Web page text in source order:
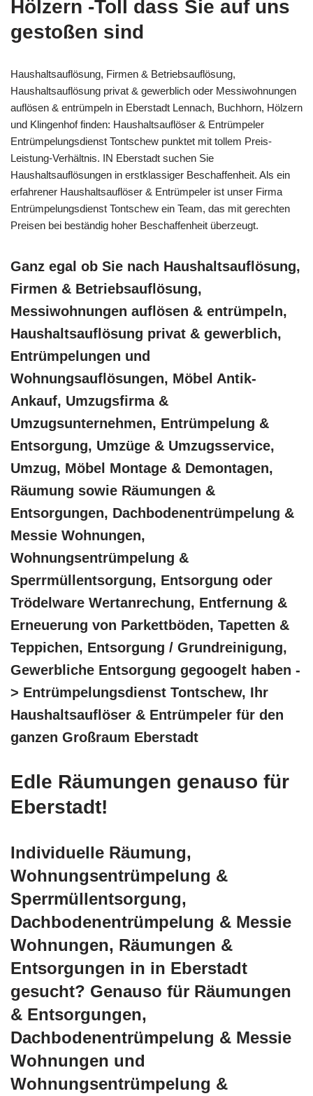
Hölzern -Toll dass Sie auf uns
gestoßen sind
Haushaltsauflösung, Firmen & Betriebsauflösung,
Haushaltsauflösung privat & gewerblich oder Messiwohnungen
auflösen & entrümpeln in Eberstadt Lennach, Buchhorn, Hölzern
und Klingenhof finden: Haushaltsauflöser & Entrümpeler
Entrümpelungsdienst Tontschew punktet mit tollem Preis-
Leistung-Verhältnis. IN Eberstadt suchen Sie
Haushaltsauflösungen in erstklassiger Beschaffenheit. Als ein
erfahrener Haushaltsauflöser & Entrümpeler ist unser Firma
Entrümpelungsdienst Tontschew ein Team, das mit gerechten
Preisen bei beständig hoher Beschaffenheit überzeugt.
Ganz egal ob Sie nach Haushaltsauflösung,
Firmen & Betriebsauflösung,
Messiwohnungen auflösen & entrümpeln,
Haushaltsauflösung privat & gewerblich,
Entrümpelungen und
Wohnungsauflösungen, Möbel Antik-
Ankauf, Umzugsfirma &
Umzugsunternehmen, Entrümpelung &
Entsorgung, Umzüge & Umzugsservice,
Umzug, Möbel Montage & Demontagen,
Räumung sowie Räumungen &
Entsorgungen, Dachbodenentrümpelung &
Messie Wohnungen,
Wohnungsentrümpelung &
Sperrmüllentsorgung, Entsorgung oder
Trödelware Wertanrechung, Entfernung &
Erneuerung von Parkettböden, Tapetten &
Teppichen, Entsorgung / Grundreinigung,
Gewerbliche Entsorgung gegoogelt haben -
> Entrümpelungsdienst Tontschew, Ihr
Haushaltsauflöser & Entrümpeler für den
ganzen Großraum Eberstadt
Edle Räumungen genauso für
Eberstadt!
Individuelle Räumung,
Wohnungsentrümpelung &
Sperrmüllentsorgung,
Dachbodenentrümpelung & Messie
Wohnungen, Räumungen &
Entsorgungen in in Eberstadt
gesucht? Genauso für Räumungen
& Entsorgungen,
Dachbodenentrümpelung & Messie
Wohnungen und
Wohnungsentrümpelung &